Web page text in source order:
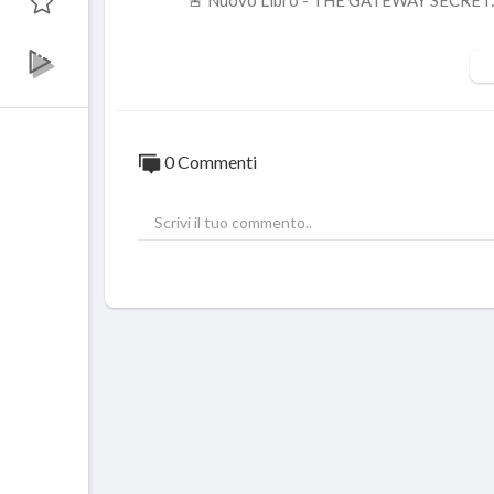
-------------------------------------
🟡ABBONATI AL CANALE YOUTUBE
https://www.youtube.com/channe....l/
https://www.instagram.com/omega_click/
0 Commenti